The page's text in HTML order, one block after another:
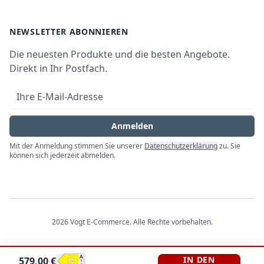
Datenschutz
Widerrufsrecht
Impressum
NEWSLETTER ABONNIEREN
Die neuesten Produkte und die besten Angebote.
Direkt in Ihr Postfach.
E-Mail-Adresse
Anmelden
Mit der Anmeldung stimmen Sie unserer Datenschutzerklärungzu. Sie
können sich jederzeit abmelden.
2026 Vogt E-Commerce. Alle Rechte vorbehalten.
579,00€ IN DEN